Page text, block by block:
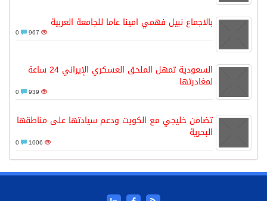
بالاجماع نبيل فهمي امينا عاما للجامعة العربية
967
السعودية تمهل الملحق العسكري الإيراني 24 ساعة
لمغادرتها
939
تضامن خليجي مع الكويت ودعم سيادتها على مناطقها
البحرية
1006